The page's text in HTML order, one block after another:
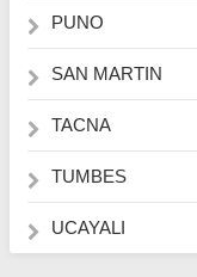
PUNO
SAN MARTIN
TACNA
TUMBES
UCAYALI